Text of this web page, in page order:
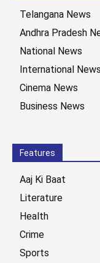
Telangana News
Andhra Pradesh
National News
International News
Cinema News
Business News
Features
Aaj Ki Baat
Literature
Health
Crime
Sports